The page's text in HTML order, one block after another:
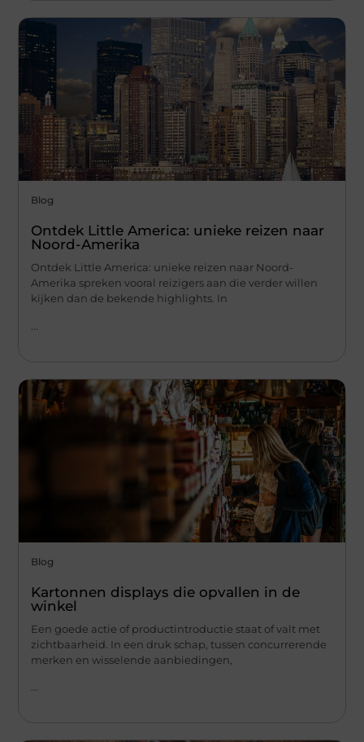
Blog
Ontdek Little America: unieke reizen naar
Noord-Amerika
Ontdek Little America: unieke reizen naar Noord-
Amerika spreken vooral reizigers aan die verder willen
kijken dan de bekende highlights. In
Blog
Kartonnen displays die opvallen in de
winkel
Een goede actie of productintroductie staat of valt met
zichtbaarheid. In een druk schap, tussen concurrerende
merken en wisselende aanbiedingen,